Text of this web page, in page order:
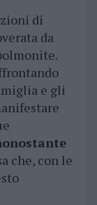
di
da
e gli
che, con le